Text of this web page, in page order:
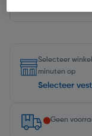
Selecteer
minuten op
Selecteer
Geen